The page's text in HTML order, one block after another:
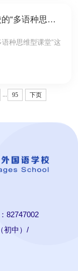
思维·语言·AI：北外附校的“多语种思维型课堂”这样上
语种思维型课堂”这
95 下页
82747002
初中）/